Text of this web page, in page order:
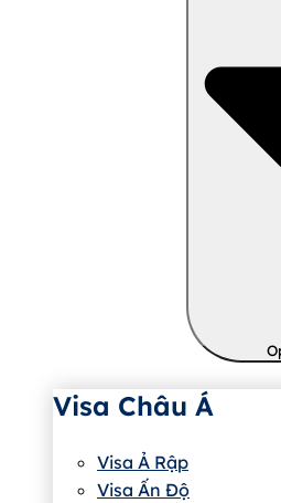
Visa Châu Á
Visa Ả Rập
Visa Ấn Độ